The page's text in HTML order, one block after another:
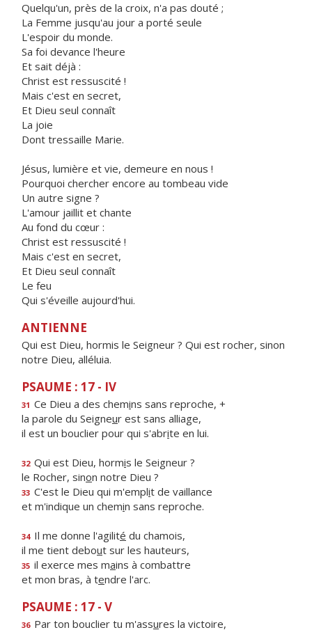
Quelqu'un, près de la croix, n'a pas douté ;
La Femme jusqu'au jour a porté seule
L'espoir du monde.
Sa foi devance l'heure
Et sait déjà :
Christ est ressuscité !
Mais c'est en secret,
Et Dieu seul connaît
La joie
Dont tressaille Marie.
Jésus, lumière et vie, demeure en nous !
Pourquoi chercher encore au tombeau vide
Un autre signe ?
L'amour jaillit et chante
Au fond du cœur :
Christ est ressuscité !
Mais c'est en secret,
Et Dieu seul connaît
Le feu
Qui s'éveille aujourd'hui.
ANTIENNE
Qui est Dieu, hormis le Seigneur ? Qui est rocher, sinon
notre Dieu, alléluia.
PSAUME : 17 - IV
31 Ce Dieu a des chemins sans reproche, +
la parole du Seigneur est sans alliage,
il est un bouclier pour qui s'abrite en lui.
32 Qui est Dieu, hormis le Seigneur ?
le Rocher, sinon notre Dieu ?
33 C'est le Dieu qui m'emplit de vaillance
et m'indique un chemin sans reproche.
34 Il me donne l'agilité du chamois,
il me tient debout sur les hauteurs,
35 il exerce mes mains à combattre
et mon bras, à tendre l'arc.
PSAUME : 17 - V
36 Par ton bouclier tu m'assures la victoire,